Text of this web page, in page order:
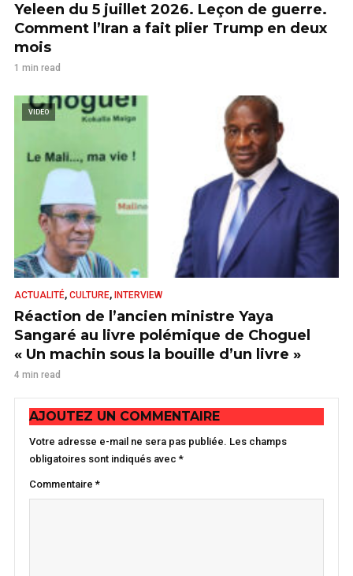
Yeleen du 5 juillet 2026. Leçon de guerre.
Comment l’Iran a fait plier Trump en deux
mois
1 min read
VIDEO
ACTUALITÉ, CULTURE, INTERVIEW
Réaction de l’ancien ministre Yaya
Sangaré au livre polémique de Choguel
« Un machin sous la bouille d’un livre »
4 min read
AJOUTEZ UN COMMENTAIRE
Votre adresse e-mail ne sera pas publiée. Les champs
obligatoires sont indiqués avec *
Commentaire *